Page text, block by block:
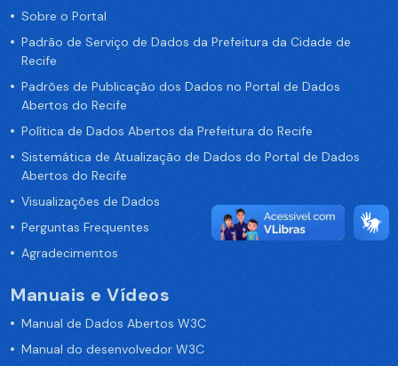
Sobre o Portal
Padrão de Serviço de Dados da Prefeitura da Cidade de
Recife
Padrões de Publicação dos Dados no Portal de Dados
Abertos do Recife
Política de Dados Abertos da Prefeitura do Recife
Sistemática de Atualização de Dados do Portal de Dados
Abertos do Recife
Visualizações de Dados
Perguntas Frequentes
Agradecimentos
Manuais e Vídeos
Manual de Dados Abertos W3C
Manual do desenvolvedor W3C